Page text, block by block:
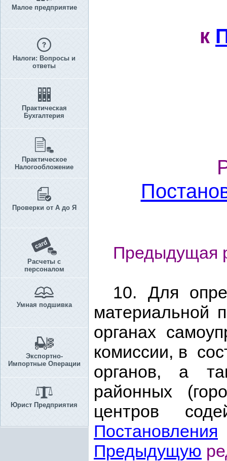
Малое предприятие
Налоги: Вопросы и
ответы
Практическая
Бухгалтерия
Практическое
Налогообложение
Проверки от А до Я
Расчеты с
персоналом
Умная подшивка
Экспортно-
Импортные Операции
Юрист Предприятия
к
Предыдущая
10. Для
органах
комиссии, в
органов, а
районных
центров
Постановления
Предыдущую